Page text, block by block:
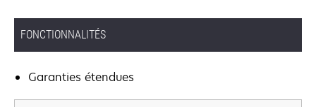
FONCTIONNALITÉS
Garanties étendues